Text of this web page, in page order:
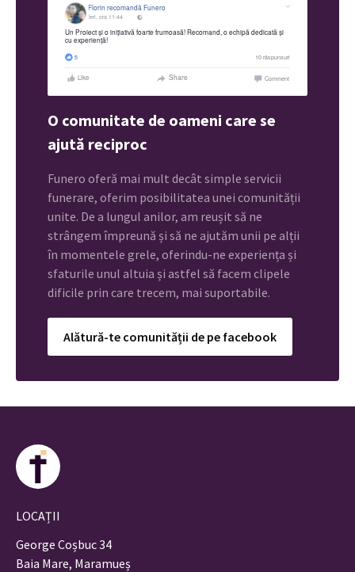
O comunitate de oameni care se
ajută reciproc
Funero oferă mai mult decât simple servicii
funerare, oferim posibilitatea unei comunității
unite. De a lungul anilor, am reușit să ne
strângem împreună și să ne ajutăm unii pe alții
în momentele grele, oferindu-ne experiența și
sfaturile unul altuia și astfel să facem clipele
dificile prin care trecem, mai suportabile.
Alătură-te comunității de pe facebook
LOCAȚII
George Coșbuc 34
Baia Mare, Maramueș